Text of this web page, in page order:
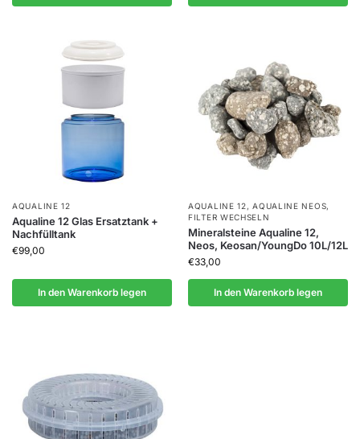
AQUALINE 12
Aqualine 12 Glas Ersatztank +
Nachfülltank
€99,00
In den Warenkorb legen
AQUALINE 12,AQUALINE NEOS,
FILTER WECHSELN
Mineralsteine Aqualine 12,
Neos, Keosan/YoungDo 10L/12L
€33,00
In den Warenkorb legen